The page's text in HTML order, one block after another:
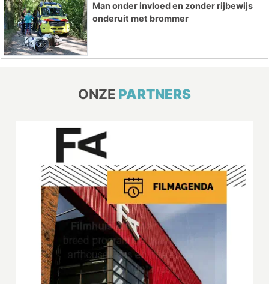
Man onder invloed en zonder rijbewijs
onderuit met brommer
ONZE PARTNERS